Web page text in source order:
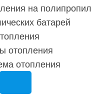
на
батарей
отопления
отопления